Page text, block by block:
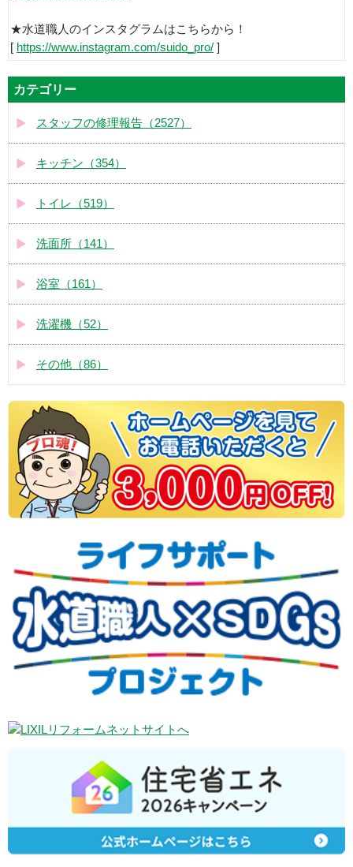
★水道職人のインスタグラムはこちらから！
[ https://www.instagram.com/suido_pro/ ]
カテゴリー
スタッフの修理報告（2527）
キッチン（354）
トイレ（519）
洗面所（141）
浴室（161）
洗濯機（52）
その他（86）